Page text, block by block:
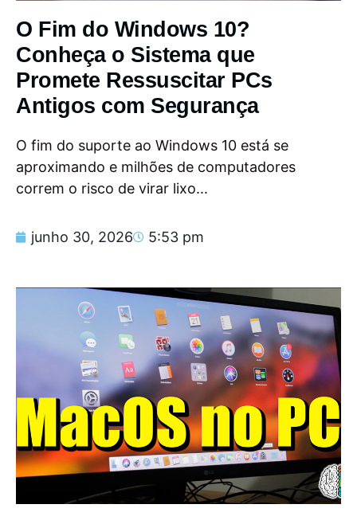
O Fim do Windows 10?
Conheça o Sistema que
Promete Ressuscitar PCs
Antigos com Segurança
O fim do suporte ao Windows 10 está se
aproximando e milhões de computadores
correm o risco de virar lixo...
junho 30, 2026 5:53 pm